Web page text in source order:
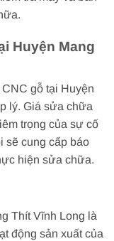
Huyện Mang
gỗ tại Huyện
lý. Giá sửa chữa
trọng của sự cố
sẽ cung cấp báo
hiện sửa chữa.
Thít Vĩnh Long là
động sản xuất của